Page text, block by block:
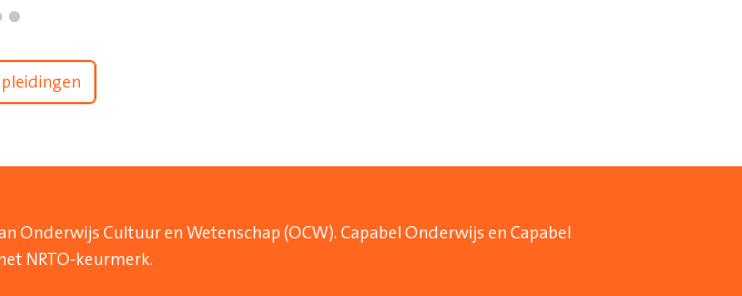
Cultuur en Wetenschap (OCW). Capabel Onderwijs en Capabel
NRTO-keurmerk.